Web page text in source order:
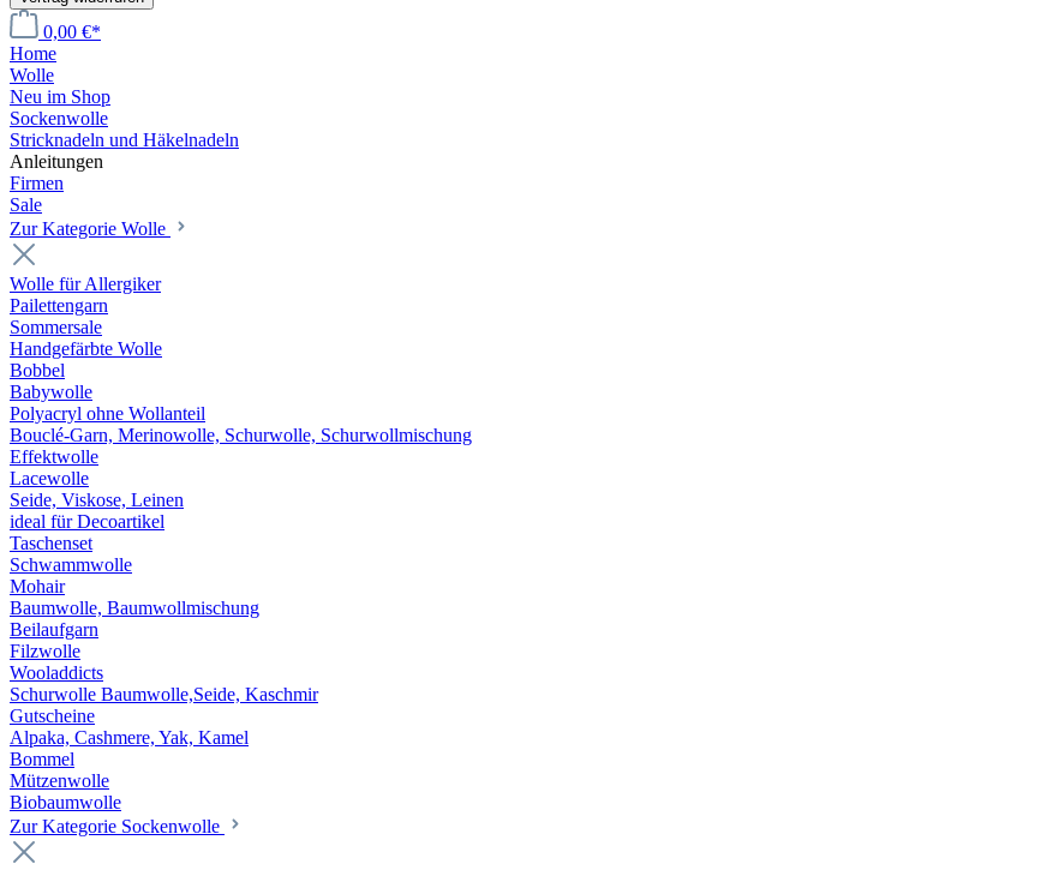
0,00 €*
Home
Wolle
Neu im Shop
Sockenwolle
Stricknadeln und Häkelnadeln
Anleitungen
Firmen
Sale
Zur Kategorie Wolle
Wolle für Allergiker
Pailettengarn
Sommersale
Handgefärbte Wolle
Bobbel
Babywolle
Polyacryl ohne Wollanteil
Bouclé-Garn, Merinowolle, Schurwolle, Schurwollmischung
Effektwolle
Lacewolle
Seide, Viskose, Leinen
ideal für Decoartikel
Taschenset
Schwammwolle
Mohair
Baumwolle, Baumwollmischung
Beilaufgarn
Filzwolle
Wooladdicts
Schurwolle Baumwolle,Seide, Kaschmir
Gutscheine
Alpaka, Cashmere, Yak, Kamel
Bommel
Mützenwolle
Biobaumwolle
Zur Kategorie Sockenwolle